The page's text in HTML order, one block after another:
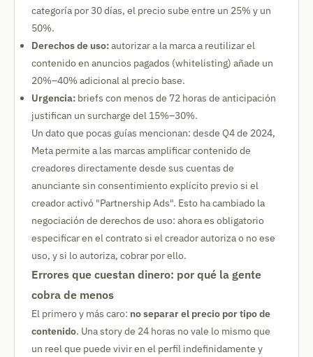
categoría por 30 días, el precio sube entre un 25% y un
50%.
Derechos de uso:autorizar a la marca a reutilizar el
contenido en anuncios pagados (whitelisting) añade un
20%–40% adicional al precio base.
Urgencia: briefs con menos de 72 horas de anticipación
justifican un surcharge del 15%–30%.
Un dato que pocas guías mencionan: desde Q4 de 2024,
Meta permite a las marcas amplificar contenido de
creadores directamente desde sus cuentas de
anunciante sin consentimiento explícito previo si el
creador activó "Partnership Ads". Esto ha cambiado la
negociación de derechos de uso: ahora es obligatorio
especificar en el contrato si el creador autoriza o no ese
uso, y si lo autoriza, cobrar por ello.
Errores que cuestan dinero: por qué la gente
cobra de menos
El primero y más caro: no separar el precio por tipo de
contenido. Una story de 24 horas no vale lo mismo que
un reel que puede vivir en el perfil indefinidamente y